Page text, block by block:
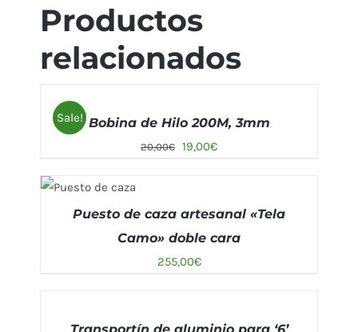
Productos
relacionados
Sale!
CARRITO
Bobina de Hilo 200M, 3mm
20,00€ 19,00€
CARRITO
/
Puesto de caza artesanal «Tela
Camo» doble cara
255,00€
CARRITO